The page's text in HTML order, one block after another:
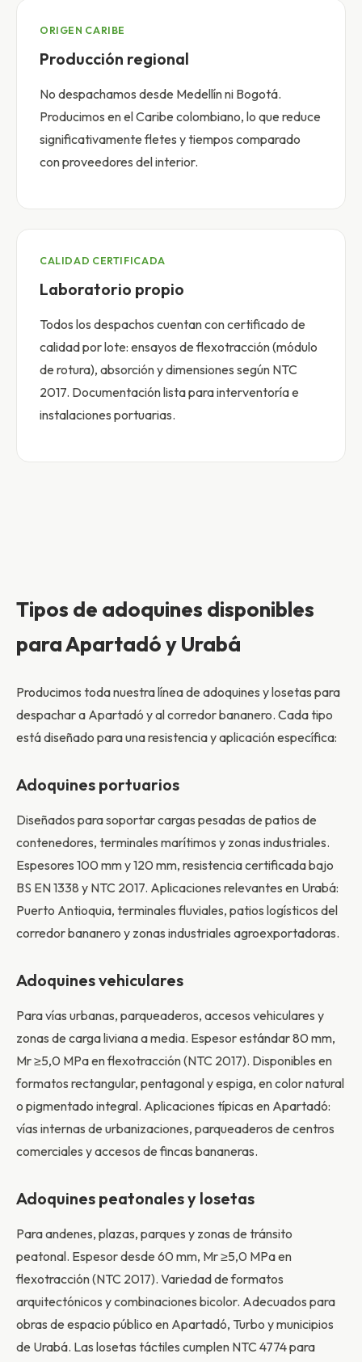
ORIGEN CARIBE
Producción regional
No despachamos desde Medellín ni Bogotá.
Producimos en el Caribe colombiano, lo que reduce
significativamente fletes y tiempos comparado
con proveedores del interior.
CALIDAD CERTIFICADA
Laboratorio propio
Todos los despachos cuentan con certificado de
calidad por lote: ensayos de flexotracción (módulo
de rotura), absorción y dimensiones según NTC
2017. Documentación lista para interventoría e
instalaciones portuarias.
Tipos de adoquines disponibles
para Apartadó y Urabá
Producimos toda nuestra línea de adoquines y losetas para
despachar a Apartadó y al corredor bananero. Cada tipo
está diseñado para una resistencia y aplicación específica:
Adoquines portuarios
Diseñados para soportar cargas pesadas de patios de
contenedores, terminales marítimos y zonas industriales.
Espesores 100 mm y 120 mm, resistencia certificada bajo
BS EN 1338 y NTC 2017. Aplicaciones relevantes en Urabá:
Puerto Antioquia, terminales fluviales, patios logísticos del
corredor bananero y zonas industriales agroexportadoras.
Adoquines vehiculares
Para vías urbanas, parqueaderos, accesos vehiculares y
zonas de carga liviana a media. Espesor estándar 80 mm,
Mr ≥5,0 MPa en flexotracción (NTC 2017). Disponibles en
formatos rectangular, pentagonal y espiga, en color natural
o pigmentado integral. Aplicaciones típicas en Apartadó:
vías internas de urbanizaciones, parqueaderos de centros
comerciales y accesos de fincas bananeras.
Adoquines peatonales y losetas
Para andenes, plazas, parques y zonas de tránsito
peatonal. Espesor desde 60 mm, Mr ≥5,0 MPa en
flexotracción (NTC 2017). Variedad de formatos
arquitectónicos y combinaciones bicolor. Adecuados para
obras de espacio público en Apartadó, Turbo y municipios
de Urabá. Las losetas táctiles cumplen NTC 4774 para